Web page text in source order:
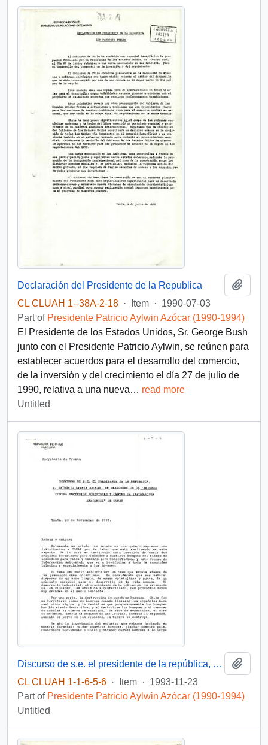
Declaración del Presidente de la Republica
CL CLUAH 1--38A-2-18 · Item · 1990-07-03
Part of Presidente Patricio Aylwin Azócar (1990-1994)
El Presidente de los Estados Unidos, Sr. George Bush
junto con el Presidente Patricio Aylwin, se reúnen para
establecer acuerdos para el desarrollo del comercio,
de la inversión y del crecimiento el día 27 de julio de
1990, relativa a una nueva… read more
Untitled
Discurso de s.e. el presidente de la república, D. Patricio Aylwin Azócar, en inauguración de "brigada contra incendios forestales y centro de información ambiental" de CONAF
CL CLUAH 1-1-6-5-6 · Item · 1993-11-23
Part of Presidente Patricio Aylwin Azócar (1990-1994)
Untitled